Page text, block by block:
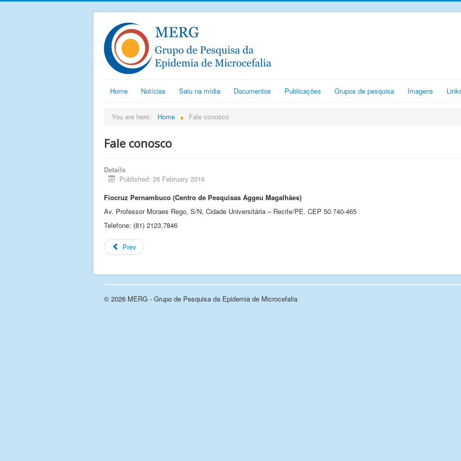
Home Notícias Saiu na mídia Documentos Publicações Grupos de pesquisa Imagens
You are here: Home Fale conosco
Fale conosco
Details
Published: 26 February 2016
Fiocruz Pernambuco (Centro de Pesquisas Aggeu Magalhães)
Av. Professor Moraes Rego, S/N, Cidade Universitária – Recife/PE. CEP 50.740-465
Telefone: (81) 2123.7846
Prev
© 2026 MERG - Grupo de Pesquisa da Epidemia de Microcefalia